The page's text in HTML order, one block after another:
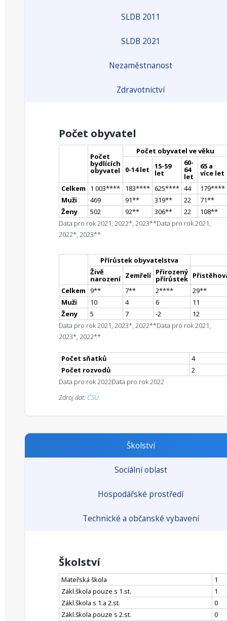
SLDB 2011
SLDB 2021
Nezaměstnanost
Zdravotnictví
Počet obyvatel
Počet
bydlících
obyvatel
Počet obyvatel ve věku
0-14 let 15-59
let
60-
64
let
65 a
více let
Celkem
1 003**** 183**** 625**** 44 179****
Muži
469 91** 319** 22 71**
Ženy
502 92** 306** 22 108**
Data pro rok 2021, 2022*, 2023**Data pro rok 2021,
2022*, 2023**
Přírůstek obyvatelstva
Živě
narození Zemřelí Přirozený
přírůstek
Celkem 9** 7** 2**** 29**
Muži
10 4 6
11
Ženy
5 7 -2
12
Data pro rok 2021, 2023*, 2022**Data pro rok 2021,
2023*, 2022**
Počet sňatků
4
Počet rozvodů
2
Data pro rok 2022Data pro rok 2022
Zdroj dat: ČSÚ
Školství
Sociální oblast
Hospodářské prostředí
Technické a občanské vybavení
Školství
Mateřská škola
1
Zákl.škola pouze s 1.st.
1
Zákl.škola s 1.a 2.st.
0
Zákl.škola pouze s 2.st.
0